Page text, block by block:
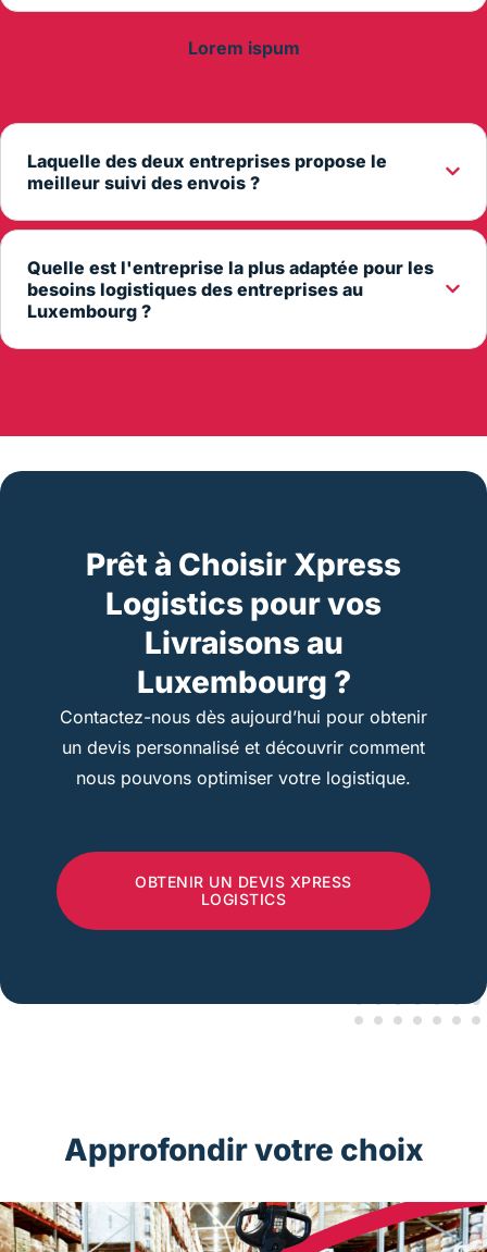
Lorem ispum
Laquelle des deux entreprises propose le
meilleur suivi des envois ?
Quelle est l'entreprise la plus adaptée pour les
besoins logistiques des entreprises au
Luxembourg ?
Prêt à Choisir Xpress
Logistics pour vos
Livraisons au
Luxembourg ?
Contactez-nous dès aujourd’hui pour obtenir
un devis personnalisé et découvrir comment
nous pouvons optimiser votre logistique.
OBTENIR UN DEVIS XPRESS
LOGISTICS
Approfondir votre choix